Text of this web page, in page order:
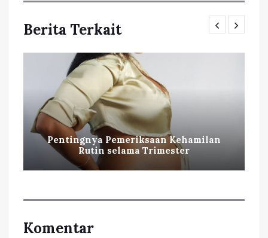
Berita Terkait
Pentingnya Pemeriksaan Kehamilan
Rutin selama Trimester
Komentar